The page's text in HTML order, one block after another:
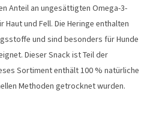
Anteil an ungesättigten Omega-3-
und Fell. Die Heringe enthalten
und sind besonders für Hunde
Dieser Snack ist Teil der
Sortiment enthält 100 % natürliche
Methoden getrocknet wurden.